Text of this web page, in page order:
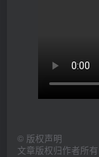
© 版权声明
文章版权归作者所